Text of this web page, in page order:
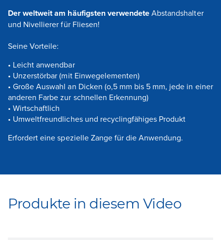
Der weltweit am häufigsten verwendeteAbstandshalter
und Nivellierer für Fliesen!
Seine Vorteile:
• Leicht anwendbar
• Unzerstörbar (mit Einwegelementen)
• Große Auswahl an Dicken (o,5 mm bis 5 mm, jede in einer
anderen Farbe zur schnellen Erkennung)
• Wirtschaftlich
• Umweltfreundliches und recyclingfähiges Produkt
Erfordert eine spezielle Zange für die Anwendung.
Produkte in diesem Video